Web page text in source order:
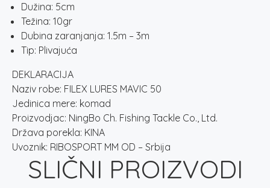
Dužina: 5cm
Težina: 10gr
Dubina zaranjanja: 1.5m – 3m
Tip: Plivajuća
DEKLARACIJA
Naziv robe: FILEX LURES MAVIC 50
Jedinica mere: komad
Proizvodjac: NingBo Ch. Fishing Tackle Co., Ltd.
Država porekla: KINA
Uvoznik: RIBOSPORT MM OD – Srbija
SLIČNI PROIZVODI